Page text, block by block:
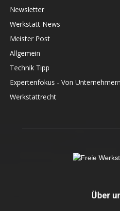
Newsletter
Werkstatt News
Meister Post
Allgemein
Technik Tipp
Expertenfokus - Von
Werkstattrecht
Über